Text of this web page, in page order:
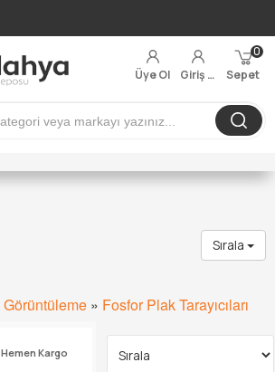
Üye Ol Giriş Yap Sepet
0
Sırala
Görüntüleme » Fosfor Plak Tarayıcıları
Hemen Kargo